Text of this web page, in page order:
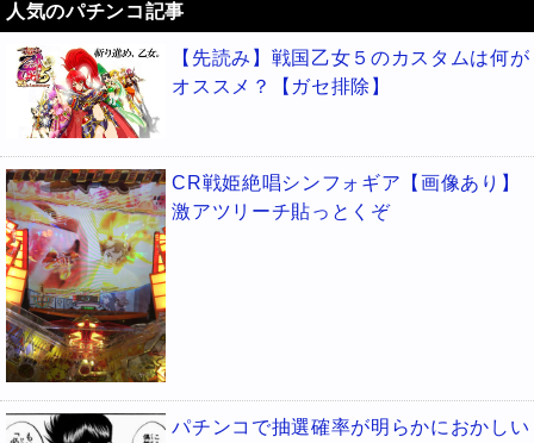
人気のパチンコ記事
【先読み】戦国乙女５のカスタムは何が
オススメ？【ガセ排除】
CR戦姫絶唱シンフォギア【画像あり】
激アツリーチ貼っとくぞ
パチンコで抽選確率が明らかにおかしい